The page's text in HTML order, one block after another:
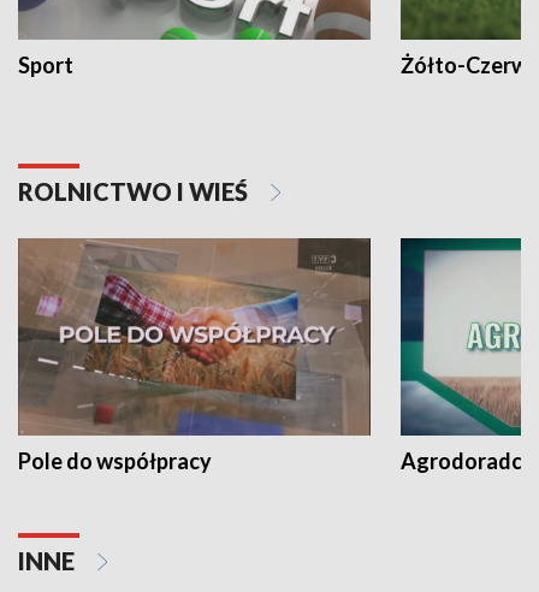
Sport Żółto-
ROLNICTWO I WIEŚ
Pole do współpracy Agrodoradcy
INNE